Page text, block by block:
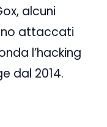
alcuni
attaccati
l’hacking
dal 2014.